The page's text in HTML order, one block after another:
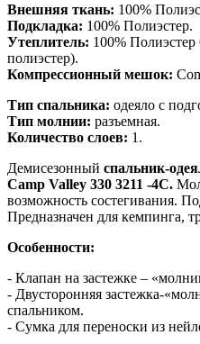
Внешняя ткань: 100%
Подкладка: 100% Полиэстер.
Утеплитель: 100%
полиэстер).
Компрессионный мешок:
Тип спальника: одеяло с
Тип молнии: разъемная.
Количество слоев: 1.
Демисезонный спальник-
Camp Valley 330 3211 -4C.
возможность состегивания.
Предназначен для кемпинга,
Особенности:
- Клапан на застежке –
- Двусторонняя застежка-
спальником.
- Сумка для переноски из